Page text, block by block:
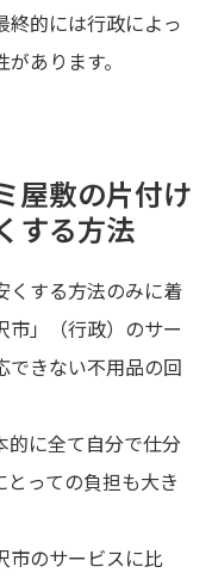
終的には行政によっ
あります。
屋敷の片付け
する方法
くする方法のみに着
市」（行政）のサー
できない不用品の回
的に全て自分で仕分
っての負担も大き
市のサービスに比